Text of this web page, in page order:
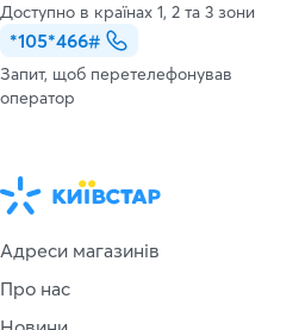
Доступно в країнах 1, 2 та 3 зони
*105*466#
Запит, щоб перетелефонував
оператор
Адреси магазинів
Про нас